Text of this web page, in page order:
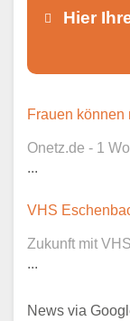
Hier
Frauen können
Onetz.de - 1
...
VHS
Zukunft mit
...
News via